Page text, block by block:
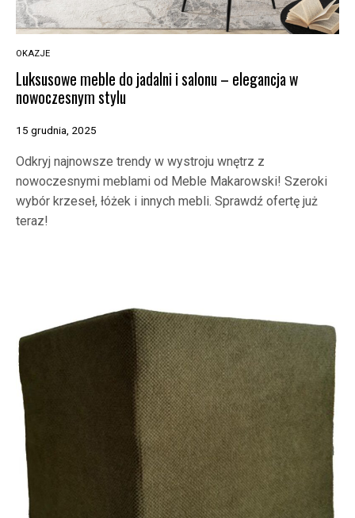
OKAZJE
Luksusowe meble do jadalni i salonu – elegancja w
nowoczesnym stylu
15 grudnia, 2025
Odkryj najnowsze trendy w wystroju wnętrz z
nowoczesnymi meblami od Meble Makarowski! Szeroki
wybór krzeseł, łóżek i innych mebli. Sprawdź ofertę już
teraz!